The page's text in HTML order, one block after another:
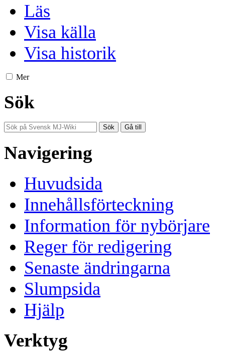
Läs
Visa källa
Visa historik
Mer
Sök
Navigering
Huvudsida
Innehållsförteckning
Information för nybörjare
Reger för redigering
Senaste ändringarna
Slumpsida
Hjälp
Verktyg